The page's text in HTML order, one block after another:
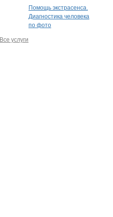
Помощь экстрасенса.
Диагностика человека
по фото
Все услуги